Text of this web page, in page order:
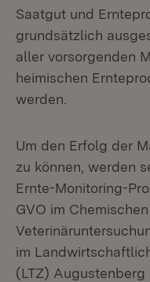
Saatgut und
grundsätzlich
aller vorsorgenden
heimischen
werden.
Um den Erfolg der
zu können, werden
Ernte-Monitoring-
GVO im
im
(LTZ)